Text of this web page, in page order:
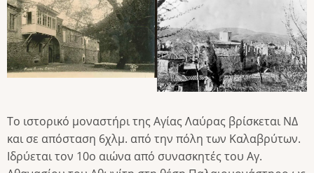
Το ιστορικό μοναστήρι της Αγίας Λαύρας βρίσκεται ΝΔ
και σε απόσταση 6χλμ. από την πόλη των Καλαβρύτων.
Ιδρύεται τον 10ο αιώνα από συνασκητές του Αγ.